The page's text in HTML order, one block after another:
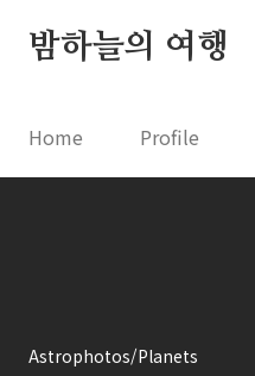
밤하늘의 여행
Home Profile
Astrophotos/Planets